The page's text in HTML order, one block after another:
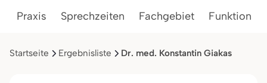
Praxis Sprechzeiten Fachgebiet Funktion
Startseite Ergebnisliste Dr. med. Konstantin Giakas